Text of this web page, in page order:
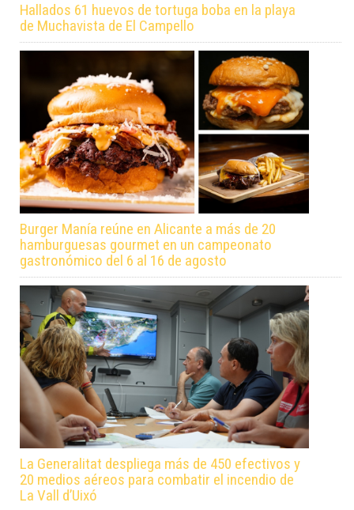
Hallados 61 huevos de tortuga boba en la playa
de Muchavista de El Campello
Burger Manía reúne en Alicante a más de 20
hamburguesas gourmet en un campeonato
gastronómico del 6 al 16 de agosto
La Generalitat despliega más de 450 efectivos y
20 medios aéreos para combatir el incendio de
La Vall d’Uixó